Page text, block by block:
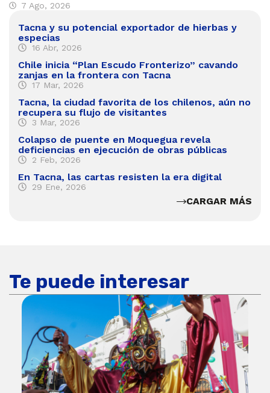
7 Ago, 2026
Tacna y su potencial exportador de hierbas y
especias
16 Abr, 2026
Chile inicia “Plan Escudo Fronterizo” cavando
zanjas en la frontera con Tacna
17 Mar, 2026
Tacna, la ciudad favorita de los chilenos, aún no
recupera su flujo de visitantes
3 Mar, 2026
Colapso de puente en Moquegua revela
deficiencias en ejecución de obras públicas
2 Feb, 2026
En Tacna, las cartas resisten la era digital
29 Ene, 2026
CARGAR MÁS
Te puede interesar